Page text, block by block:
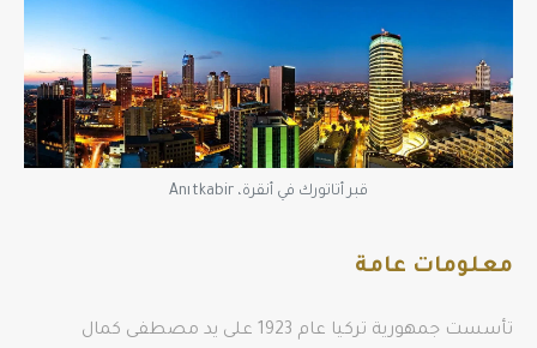
قبر أتاتورك في أنقرة، Anıtkabir
معلومات عامة
تأسست جمهورية تركيا عام 1923 على يد مصطفى كمال